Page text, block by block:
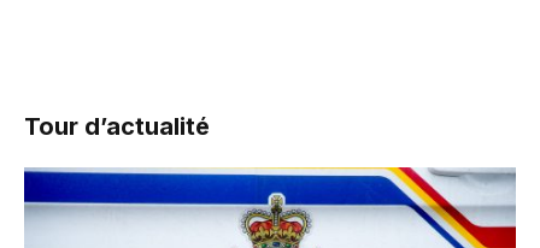
Tour d’actualité